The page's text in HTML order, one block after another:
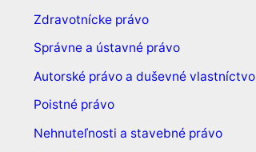
Zdravotnícke právo
Správne a ústavné právo
Autorské právo a duševné vlastníctvo
Poistné právo
Nehnuteľnosti a stavebné právo